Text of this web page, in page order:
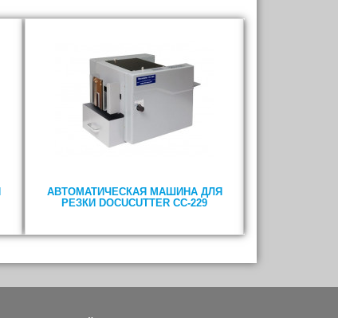
АВТОМАТИЧЕСКАЯ МАШИНА ДЛЯ
РЕЗКИ DOCUCUTTER CC-229